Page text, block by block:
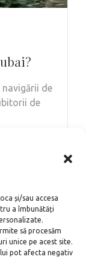
și/sau accesa
a îmbunătăți
să procesăm
unice pe acest site.
pot afecta negativ
navigării de
de
cum ajung în